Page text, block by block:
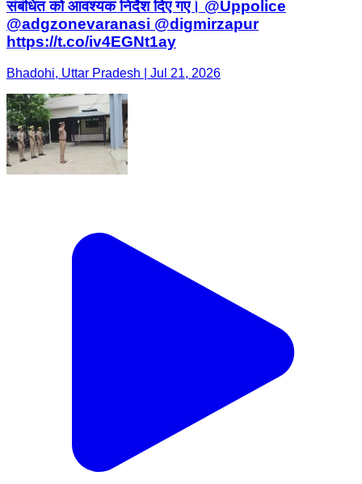
संबंधित को आवश्यक निर्देश दिए गए। @Uppolice
@adgzonevaranasi @digmirzapur
https://t.co/iv4EGNt1ay
Bhadohi, Uttar Pradesh | Jul 21, 2026